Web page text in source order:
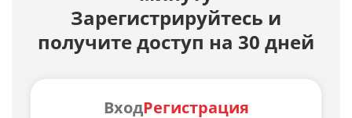
Зарегистрируйтесь и
получите доступ на 30 дней
ВходРегистрация